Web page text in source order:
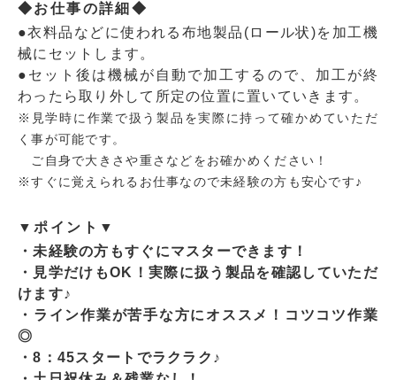
◆お仕事の詳細◆
●衣料品などに使われる布地製品(ロール状)を加工機
械にセットします。
●セット後は機械が自動で加工するので、加工が終
わったら取り外して所定の位置に置いていきます。
※見学時に作業で扱う製品を実際に持って確かめていただ
く事が可能です。
ご自身で大きさや重さなどをお確かめください！
※すぐに覚えられるお仕事なので未経験の方も安心です♪
▼ポイント▼
・未経験の方もすぐにマスターできます！
・見学だけもOK！実際に扱う製品を確認していただ
けます♪
・ライン作業が苦手な方にオススメ！コツコツ作業
◎
・8：45スタートでラクラク♪